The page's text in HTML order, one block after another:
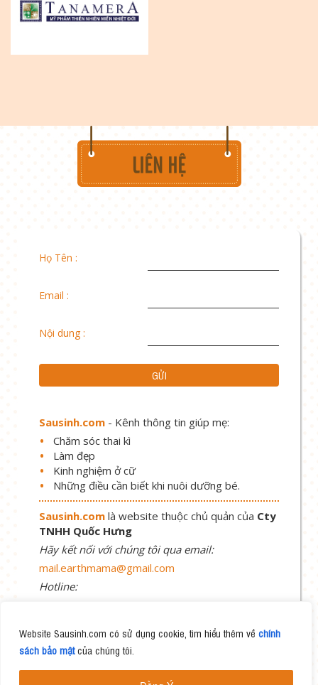
Website Sausinh.com có sử dụng cookie, tìm hiểu thêm về chính
sách bảo mậtcủa chúng tôi.
Họ Tên :
Email :
Nội dung :
Sausinh.com - Kênh thông tin giúp mẹ:
Chăm sóc thai kì
Làm đẹp
Kinh nghiệm ở cữ
Những điều cần biết khi nuôi dưỡng bé.
Sausinh.com là website thuộc chủ quản của Cty
TNHH Quốc Hưng
Hãy kết nối với chúng tôi qua email:
mail.earthmama@gmail.com
Hotline: